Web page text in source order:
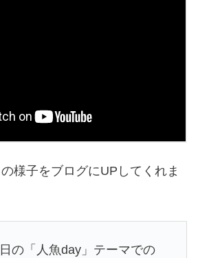
様子をブログにUPしてくれま
の「人魚day」テーマでの